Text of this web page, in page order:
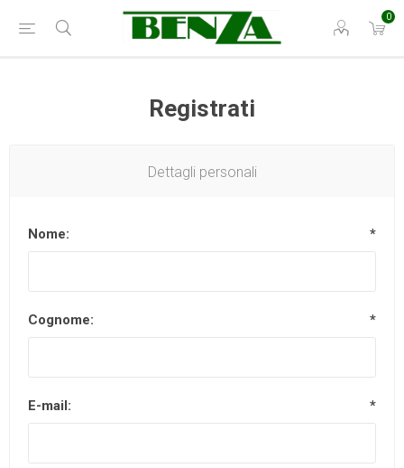
0
Registrati
Dettagli personali
Nome: *
Cognome: *
E-mail: *